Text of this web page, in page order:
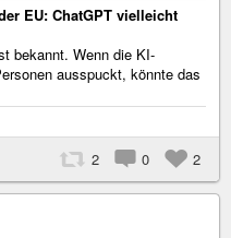
EU: ChatGPT vielleicht
bekannt. Wenn die KI-
ausspuckt, könnte das
2 0 2